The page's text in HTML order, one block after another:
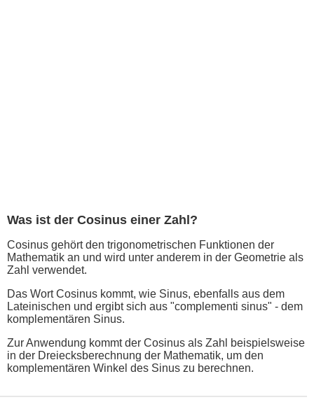
Was ist der Cosinus einer Zahl?
Cosinus gehört den trigonometrischen Funktionen der
Mathematik an und wird unter anderem in der Geometrie als
Zahl verwendet.
Das Wort Cosinus kommt, wie Sinus, ebenfalls aus dem
Lateinischen und ergibt sich aus "complementi sinus" - dem
komplementären Sinus.
Zur Anwendung kommt der Cosinus als Zahl beispielsweise
in der Dreiecksberechnung der Mathematik, um den
komplementären Winkel des Sinus zu berechnen.